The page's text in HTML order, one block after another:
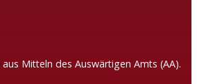
Mitteln des Auswärtigen Amts (AA).